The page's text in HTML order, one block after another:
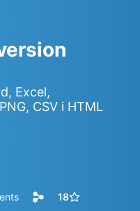
Excel,
CSV i HTML
18